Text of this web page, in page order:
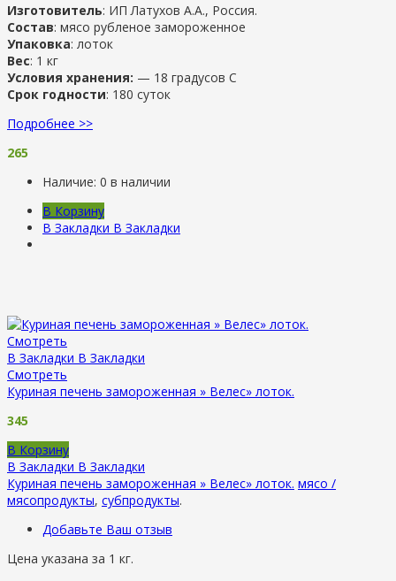
Изготовитель: ИП Латухов А.А., Россия.
Состав: мясо рубленое замороженное
Упаковка: лоток
Вес: 1 кг
Условия хранения: — 18 градусов С
Срок годности: 180 суток
Подробнее >>
265
Наличие: 0 в наличии
В Корзину
В Закладки В Закладки
Смотреть
В Закладки В Закладки
Смотреть
Куриная печень замороженная » Велес» лоток.
345
В Корзину
В Закладки В Закладки
Куриная печень замороженная » Велес» лоток. мясо /
мясопродукты, субпродукты.
Добавьте Ваш отзыв
Цена указана за 1 кг.